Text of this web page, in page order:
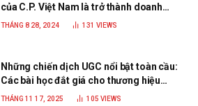
của C.P. Việt Nam là trở thành doanh
nghiệp xanh, phát triển bền vững
THÁNG 8 28, 2024 131 VIEWS
Những chiến dịch UGC nổi bật toàn cầu:
Các bài học đắt giá cho thương hiệu
năm 2025
THÁNG 11 17, 2025 105 VIEWS